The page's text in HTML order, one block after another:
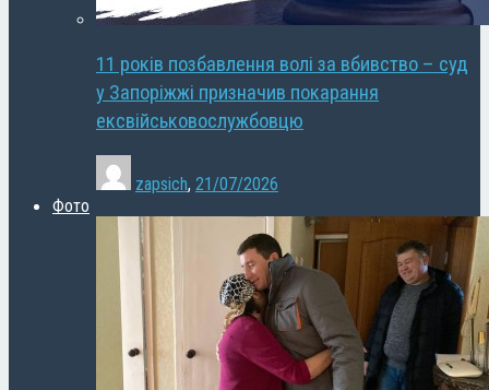
11 років позбавлення волі за вбивство – суд
у Запоріжжі призначив покарання
ексвійськовослужбовцю
zapsich, 21/07/2026
Фото